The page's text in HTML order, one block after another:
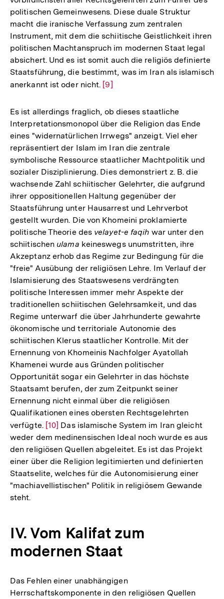
politischen Gemeinwesens. Diese duale Struktur
macht die iranische Verfassung zum zentralen
Instrument, mit dem die schiitische Geistlichkeit ihren
politischen Machtanspruch im modernen Staat legal
absichert. Und es ist somit auch die religiös definierte
Staatsführung, die bestimmt, was im Iran als islamisch
anerkannt ist oder nicht. Zur
der
Fußnote
[9]
Es ist allerdings fraglich, ob dieses staatliche
Interpretationsmonopol über die Religion das Ende
eines "widernatürlichen Irrwegs" anzeigt. Viel eher
repräsentiert der Islam im Iran die zentrale
symbolische Ressource staatlicher Machtpolitik und
sozialer Disziplinierung. Dies demonstriert z. B. die
wachsende Zahl schiitischer Gelehrter, die aufgrund
ihrer oppositionellen Haltung gegenüber der
Staatsführung unter Hausarrest und Lehrverbot
gestellt wurden. Die von Khomeini proklamierte
politische Theorie des velayet-e faqih war unter den
schiitischen ulama keineswegs unumstritten, ihre
Akzeptanz erhob das Regime zur Bedingung für die
"freie" Ausübung der religiösen Lehre. Im Verlauf der
Islamisierung des Staatswesens verdrängten
politische Interessen immer mehr Aspekte der
traditionellen schiitischen Gelehrsamkeit, und das
Regime unterwarf die über Jahrhunderte gewahrte
ökonomische und territoriale Autonomie des
schiitischen Klerus staatlicher Kontrolle. Mit der
Ernennung von Khomeinis Nachfolger Ayatollah
Khamenei wurde aus Gründen politischer
Opportunität sogar ein Gelehrter in das höchste
Staatsamt berufen, der zum Zeitpunkt seiner
Ernennung nicht einmal über die religiösen
Qualifikationen eines obersten Rechtsgelehrten
verfügte. Zur
Auflösung
der
Fußnote
[10] Das islamische System im Iran gleicht
weder dem medinensischen Ideal noch wurde es aus
den religiösen Quellen abgeleitet. Es ist das Projekt
einer über die Religion legitimierten und definierten
Staatselite, welches für die Autonomisierung einer
"machiavellistischen" Politik in religiösem Gewande
steht.
IV. Vom Kalifat zum
modernen Staat
Das Fehlen einer unabhängigen
Herrschaftskomponente in den religiösen Quellen